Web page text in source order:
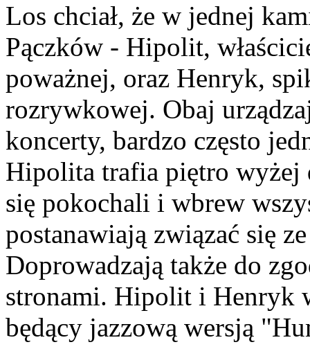
Los chciał, że w jednej
Pączków - Hipolit,
poważnej, oraz Henryk,
rozrywkowej. Obaj
koncerty, bardzo często
Hipolita trafia piętro wyżej
się pokochali i wbrew
postanawiają związać się
Doprowadzają także do
stronami. Hipolit i Henryk
będący jazzową wersją